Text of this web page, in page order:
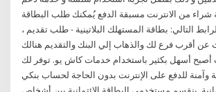
7. بطاقة شراء من الانترنت مسبقة الدفع يُمكنك طلب البطاقة
التالي: بطاقة المستهلك البلاتينية - طلب تقديم ،
عن أقرب فرع لك والذهاب إلي البنك والتقديم هنالك
أصبح أسهل بكثير باستخدام خدمات كاش يو. توفر لك
سهلة وآمنة للدفع على الإنترنت بدون الحاجة لحساب بنكي